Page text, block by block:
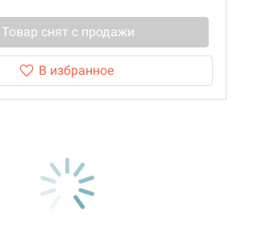
Товар снят с продажи
В избранное